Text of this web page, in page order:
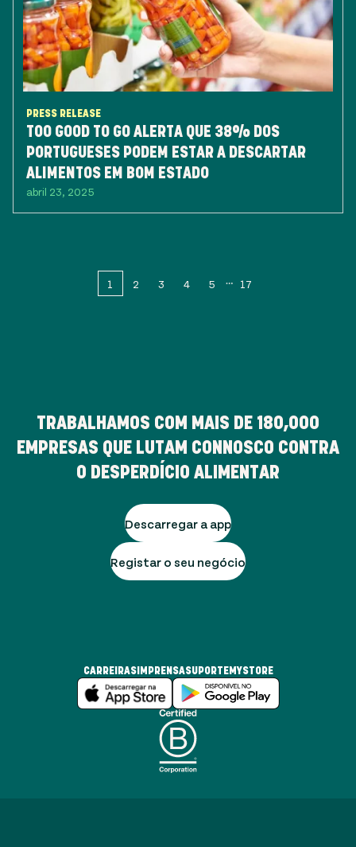
PRESS RELEASE
TOO GOOD TO GO ALERTA QUE 38% DOS
PORTUGUESES PODEM ESTAR A DESCARTAR
ALIMENTOS EM BOM ESTADO
abril 23, 2025
1 2 3 4 5 17
TRABALHAMOS COM MAIS DE 180,000
EMPRESAS QUE LUTAM CONNOSCO CONTRA
O DESPERDÍCIO ALIMENTAR
Descarregar a app
Registar o seu negócio
CARREIRASIMPRENSA SUPORTEMYSTORE